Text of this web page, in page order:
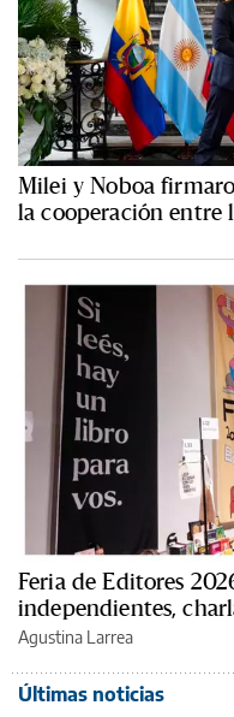
Milei y Noboa
la cooperación entre
Feria de Editores
independientes,
Agustina Larrea
Últimas noticias